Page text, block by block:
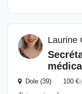
Laurine
Dole (39) 100 €/